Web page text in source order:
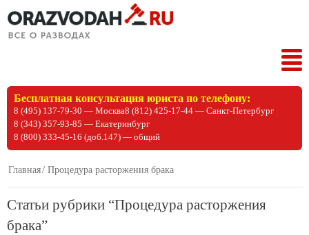
Бесплатная консультация юриста по телефону:
8 (495) 137-79-30 — Москва8 (812) 425-17-44 — Санкт-Петербург
8 (343) 357-93-85 — Екатеринбург
8 (800) 333-45-16 (доб.147) — общий
Главная Процедура расторжения брака
Статьи рубрики “Процедура расторжения
брака”